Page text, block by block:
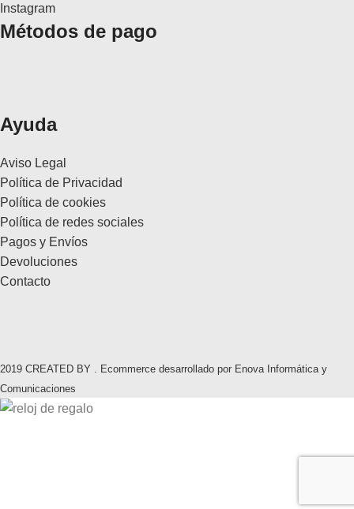
Instagram
Métodos de pago
Ayuda
Aviso Legal
Política de Privacidad
Política de cookies
Política de redes sociales
Pagos y Envíos
Devoluciones
Contacto
2019 CREATED BY . Ecommerce desarrollado por Enova Informática y
Comunicaciones